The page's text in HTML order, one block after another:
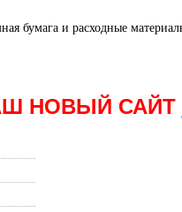
НОВЫЙ САЙТ